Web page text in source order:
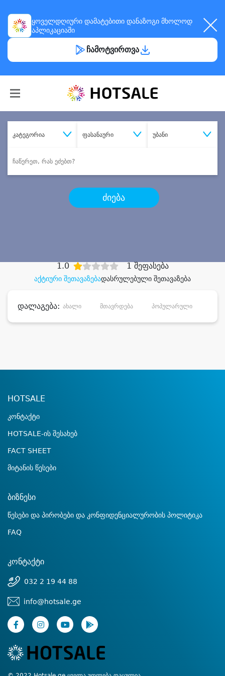
ყოველდღიური დამატებითი დანაზოგი მხოლოდ
აპლიკაციაში
ჩამოტვირთვა
კატეგორია ფასანაური უბანი
ძიება
აქტიური შეთავაზებადასრულებული შეთავაზება
1.0 1 შეფასება
დალაგება: ახალი მთავრდება პოპულარული
HOTSALE
კონტაქტი
HOTSALE-ის შესახებ
FACT SHEET
მიტანის წესები
ბიზნესი
წესები და პირობები და კონფიდენციალურობის პოლიტიკა
FAQ
კონტაქტი
032 2 19 44 88
info@hotsale.ge